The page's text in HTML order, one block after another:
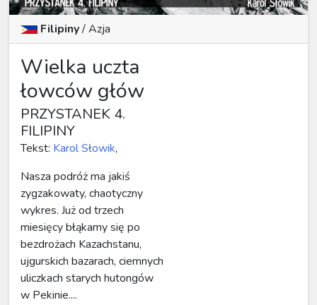
Filipiny/Azja
Wielka uczta
łowców głów
PRZYSTANEK 4.
FILIPINY
Tekst: Karol Słowik,
Nasza podróż ma jakiś
zygzakowaty, chaotyczny
wykres. Już od trzech
miesięcy błąkamy się po
bezdrożach Kazachstanu,
ujgurskich bazarach, ciemnych
uliczkach starych hutongów
w Pekinie....